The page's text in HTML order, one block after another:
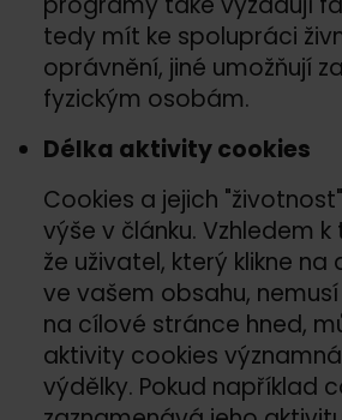
tedy mít ke spolupráci
oprávnění, jiné umožňují
fyzickým osobám.
Délka aktivity cookies
Cookies a jejich
výše v článku. Vzhledem k
že uživatel, který klikne
ve vašem obsahu,
na cílové stránce hned,
aktivity cookies
výdělky. Pokud například